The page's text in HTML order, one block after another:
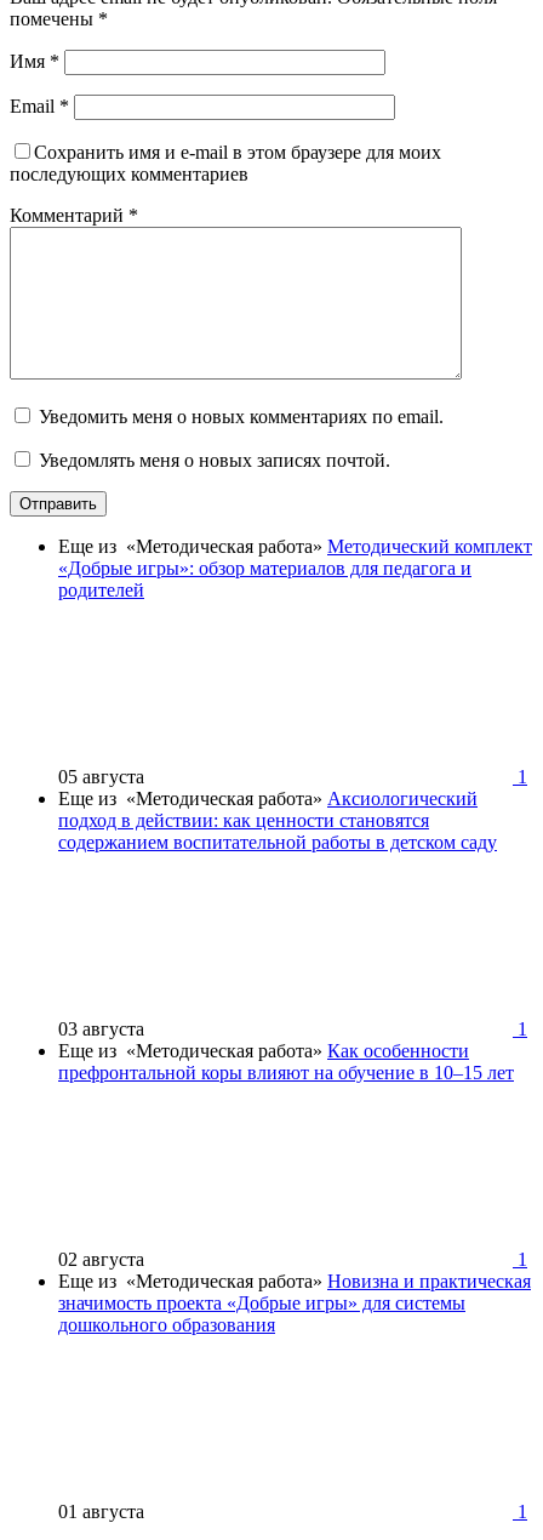
помечены *
Имя *
Email *
Сохранить имя и e-mail в этом браузере для моих
последующих комментариев
Комментарий *
Уведомить меня о новых комментариях по email.
Уведомлять меня о новых записях почтой.
Отправить
Еще из «Методическая работа» Методический комплект
«Добрые игры»: обзор материалов для педагога и
родителей
05 августа
1
Еще из «Методическая работа» Аксиологический
подход в действии: как ценности становятся
содержанием воспитательной работы в детском саду
03 августа
1
Еще из «Методическая работа» Как особенности
префронтальной коры влияют на обучение в 10–15 лет
02 августа
1
Еще из «Методическая работа» Новизна и практическая
значимость проекта «Добрые игры» для системы
дошкольного образования
01 августа
1